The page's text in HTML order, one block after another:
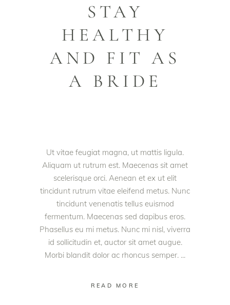
STAY
HEALTHY
AND FIT AS
A BRIDE
Ut vitae feugiat magna, ut mattis ligula.
Aliquam ut rutrum est. Maecenas sit amet
scelerisque orci. Aenean et ex ut elit
tincidunt rutrum vitae eleifend metus. Nunc
tincidunt venenatis tellus euismod
fermentum. Maecenas sed dapibus eros.
Phasellus eu mi metus. Nunc mi nisl, viverra
id sollicitudin et, auctor sit amet augue.
Morbi blandit dolor ac rhoncus semper.
READ MORE